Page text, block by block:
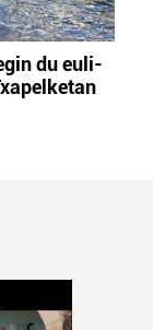
du euli-